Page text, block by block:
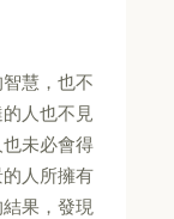
慧，也不
人也不見
未必會得
人所擁有
果，發現